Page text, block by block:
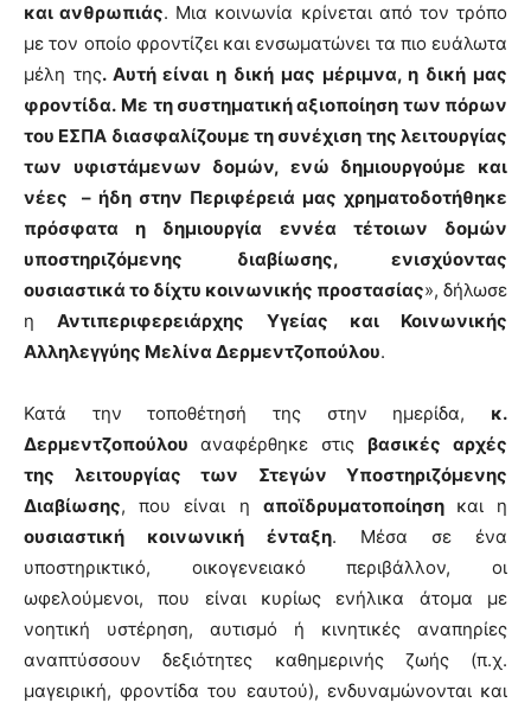
και ανθρωπιάς. Μια κοινωνία κρίνεται από τον τρόπο
με τον οποίο φροντίζει και ενσωματώνει τα πιο ευάλωτα
μέλη της. Αυτή είναι η δική μας μέριμνα, η δική μας
φροντίδα. Με τη συστηματική αξιοποίηση των πόρων
του ΕΣΠΑ διασφαλίζουμε τη συνέχιση της λειτουργίας
των υφιστάμενων δομών, ενώ δημιουργούμε και
νέες – ήδη στην Περιφέρειά μας χρηματοδοτήθηκε
πρόσφατα η δημιουργία εννέα τέτοιων δομών
υποστηριζόμενης διαβίωσης, ενισχύοντας
ουσιαστικά το δίχτυ κοινωνικής προστασίας», δήλωσε
ηΑντιπεριφερειάρχης Υγείας και Κοινωνικής
Αλληλεγγύης Μελίνα Δερμεντζοπούλου.
Κατά την τοποθέτησή της στην ημερίδα, κ.
Δερμεντζοπούλου αναφέρθηκε στις βασικές αρχές
της λειτουργίας των Στεγών Υποστηριζόμενης
Διαβίωσης, που είναι η αποϊδρυματοποίηση και η
ουσιαστική κοινωνική ένταξη. Μέσα σε ένα
υποστηρικτικό, οικογενειακό περιβάλλον, οι
ωφελούμενοι, που είναι κυρίως ενήλικα άτομα με
νοητική υστέρηση, αυτισμό ή κινητικές αναπηρίες
αναπτύσσουν δεξιότητες καθημερινής ζωής (π.χ.
μαγειρική, φροντίδα του εαυτού), ενδυναμώνονται και